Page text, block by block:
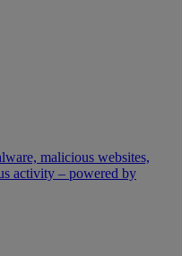
malicious websites,
activity – powered by